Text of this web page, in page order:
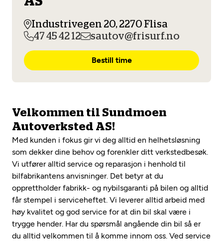
Se alle (52) tjenester her
Les mer
Mekonomen Fleet
Les mer
Fritt verkstedvalg
Lønnsomt valg
Mobilitetsgaranti
Nybilgaranti og fabrikkgaranti
Industrivegen 20, 2270 Flisa
47 45 42 12
sautov@frisurf.no
Bestill time
Velkommen til Sundmoen
Autoverksted AS!
Med kunden i fokus gir vi deg alltid en helhetsløsning
som dekker dine behov og forenkler ditt verkstedbesøk.
Vi utfører alltid service og reparasjon i henhold til
bilfabrikantens anvisninger. Det betyr at du
opprettholder fabrikk- og nybilsgaranti på bilen og alltid
får stempel i serviceheftet. Vi leverer alltid arbeid med
høy kvalitet og god service for at din bil skal være i
trygge hender. Har du spørsmål angående din bil så er
du alltid velkommen til å komme innom oss. Ved service